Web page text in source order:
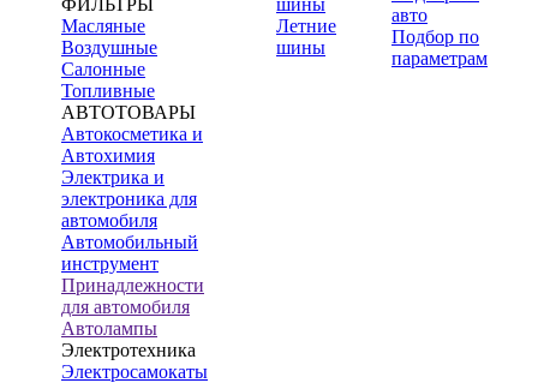
Масляные
Воздушные
Салонные
Топливные
АВТОТОВАРЫ
Автокосметика и
Автохимия
Электрика и
электроника для
автомобиля
Автомобильный
инструмент
Принадлежности
для автомобиля
Автолампы
Электротехника
Электросамокаты
Летние
шины
авто
Подбор по
параметрам